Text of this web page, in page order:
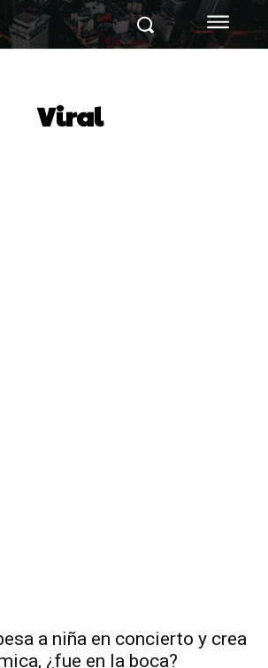
Viral
a niña en concierto y crea
¿fue en la boca?